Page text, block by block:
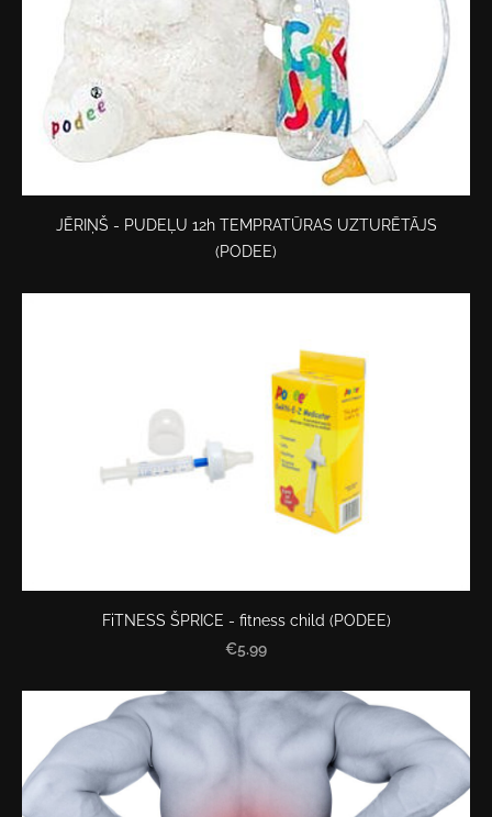
JĒRIŅŠ - PUDEĻU 12h TEMPRATŪRAS UZTURĒTĀJS
(PODEE)
FiTNESS ŠPRICE - fitness child (PODEE)
€5.99